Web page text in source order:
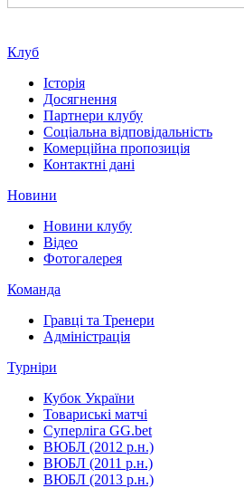
Клуб
Історія
Досягнення
Партнери клубу
Соціальна відповідальність
Комерційна пропозиція
Контактні дані
Новини
Новини клубу
Відео
Фотогалерея
Команда
Гравці та Тренери
Адміністрація
Турніри
Кубок України
Товариські матчі
Суперліга GG.bet
ВЮБЛ (2012 р.н.)
ВЮБЛ (2011 р.н.)
ВЮБЛ (2013 р.н.)